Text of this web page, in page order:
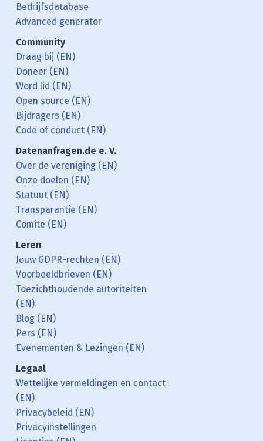
Bedrijfsdatabase
Advanced generator
Community
Draag bij (EN)
Doneer (EN)
Word lid (EN)
Open source (EN)
Bijdragers (EN)
Code of conduct (EN)
Datenanfragen.de e. V.
Over de vereniging (EN)
Onze doelen (EN)
Statuut (EN)
Transparantie (EN)
Comite (EN)
Leren
Jouw GDPR-rechten (EN)
Voorbeeldbrieven (EN)
Toezichthoudende autoriteiten
(EN)
Blog (EN)
Pers (EN)
Evenementen & Lezingen (EN)
Legaal
Wettelijke vermeldingen en contact
(EN)
Privacybeleid (EN)
Privacyinstellingen